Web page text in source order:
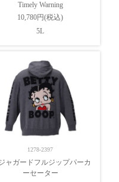
Timely Warning
10,780円(税込)
5L
1278-2397
ャガードフルジップパーカ
ーセーター